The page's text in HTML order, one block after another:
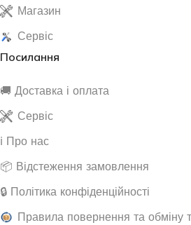
Магазин
Сервіс
Посилання
🚚 Доставка і оплата
Сервіс
ℹ️ Про нас
📦 Відстеження замовлення
🔒 Політика конфіденційності
Правила повернення та обміну